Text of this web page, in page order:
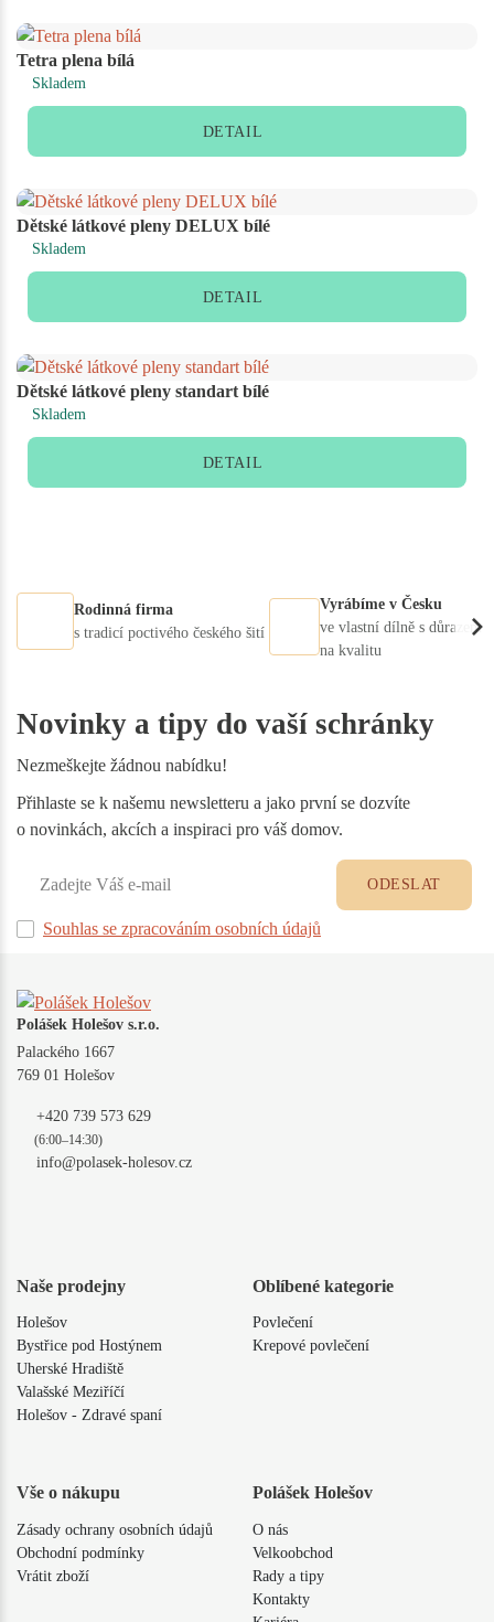
Tetra plena bílá
Skladem
DETAIL
Dětské látkové pleny DELUX bílé
Skladem
DETAIL
Dětské látkové pleny standart bílé
Skladem
DETAIL
Rodinná firma
s tradicí poctivého českého šití
Vyrábíme v Česku
ve vlastní dílně s důrazem
na kvalitu
Novinky a tipy do vaší schránky
Nezmeškejte žádnou nabídku!
Přihlaste se k našemu newsletteru a jako první se dozvíte
o novinkách, akcích a inspiraci pro váš domov.
Souhlas se zpracováním osobních údajů
ODESLAT
Polášek Holešov s.r.o.
Palackého 1667
769 01 Holešov
+420 739 573 629
(6:00–14:30)
info@polasek-holesov.cz
Naše prodejny
Holešov
Bystřice pod Hostýnem
Uherské Hradiště
Valašské Meziříčí
Holešov - Zdravé spaní
Oblíbené kategorie
Povlečení
Krepové povlečení
Vše o nákupu
Zásady ochrany osobních údajů
Obchodní podmínky
Vrátit zboží
Polášek Holešov
O nás
Velkoobchod
Rady a tipy
Kontakty